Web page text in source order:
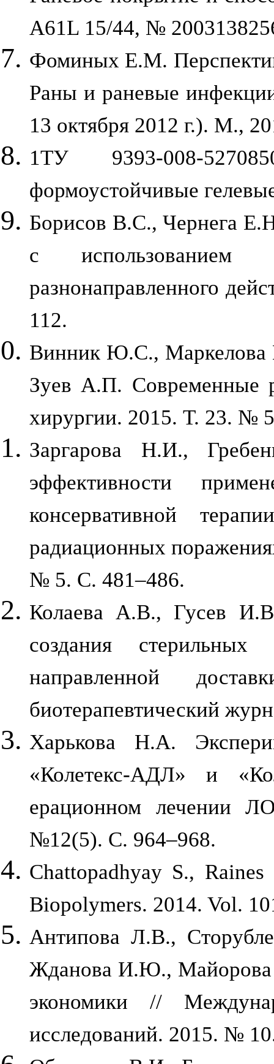
A61L 15/44, №
Фоминых Е.М.
Раны и раневые
13 октября 2012 г.). М.,
1ТУ 9393-008-
формоустойчивые
Борисов В.С., Чернега
с использованием
разнонаправленного
112.
Винник Ю.С.,
Зуев А.П. Современные
хирургии. 2015. Т. 23. №
Заргарова Н.И.,
эффективности
консервативной
радиационных
№ 5. С. 481–486.
Колаева А.В., Гусев
создания
направленной
биотерапевтический
Харькова Н.А.
«Колетекс-АДЛ» и
ерационном лечении
№12(5). С. 964–968.
Chattopadhyay S.,
Biopolymers. 2014. Vol.
Антипова Л.В.,
Жданова И.Ю., Майорова
экономики //
исследований. 2015. №